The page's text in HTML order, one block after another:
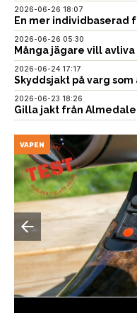
2026-06-26 18:07
En mer individbaserad
2026-06-26 05:30
Många jägare vill avliva
2026-06-24 17:17
Skyddsjakt på varg
2026-06-23 18:26
Gilla jakt från
VAPEN